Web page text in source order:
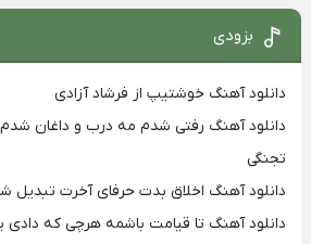
بزودی
دانلود آهنگ خوشتیپ از فرشاد آزادی
دانلود آهنگ رفتی شدم مه درب و داغان شدم
تجنگی
دانلود آهنگ اخلاق بدت حرفای آخرت تبدیل
دانلود آهنگ تا قیامت باشمه هرچی که دادی